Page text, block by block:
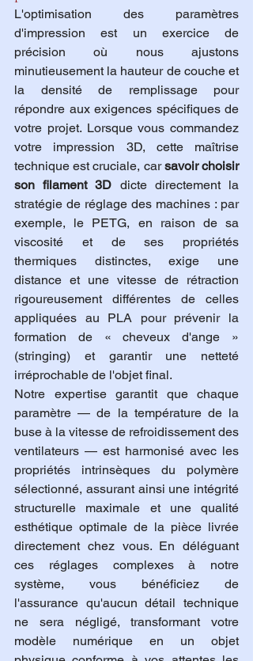
L'optimisation des paramètres
d'impression est un exercice de
précision où nous ajustons
minutieusement la hauteur de couche et
la densité de remplissage pour
répondre aux exigences spécifiques de
votre projet. Lorsque vous commandez
votre impression 3D, cette maîtrise
technique est cruciale, car savoir choisir
son filament 3D dicte directement la
stratégie de réglage des machines : par
exemple, le PETG, en raison de sa
viscosité et de ses propriétés
thermiques distinctes, exige une
distance et une vitesse de rétraction
rigoureusement différentes de celles
appliquées au PLA pour prévenir la
formation de « cheveux d'ange »
(stringing) et garantir une netteté
irréprochable de l'objet final.
Notre expertise garantit que chaque
paramètre — de la température de la
buse à la vitesse de refroidissement des
ventilateurs — est harmonisé avec les
propriétés intrinsèques du polymère
sélectionné, assurant ainsi une intégrité
structurelle maximale et une qualité
esthétique optimale de la pièce livrée
directement chez vous. En déléguant
ces réglages complexes à notre
système, vous bénéficiez de
l'assurance qu'aucun détail technique
ne sera négligé, transformant votre
modèle numérique en un objet